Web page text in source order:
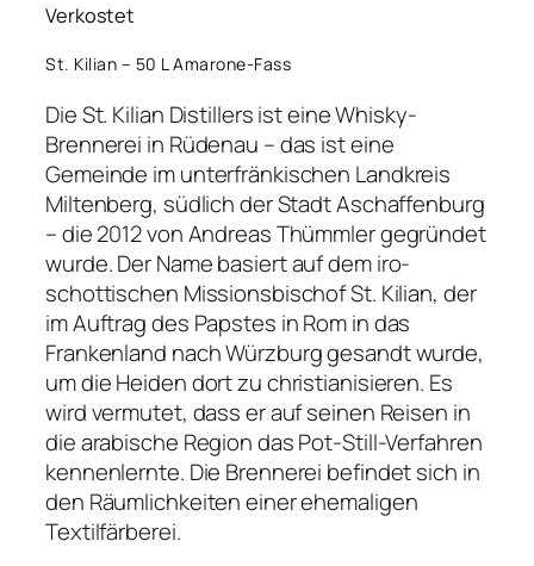
Verkostet
St. Kilian – 50 L Amarone-Fass
Die St. Kilian Distillers ist eine Whisky-
Brennerei in Rüdenau – das ist eine
Gemeinde im unterfränkischen Landkreis
Miltenberg, südlich der Stadt Aschaffenburg
– die 2012 von Andreas Thümmler gegründet
wurde. Der Name basiert auf dem iro-
schottischen Missionsbischof St. Kilian, der
im Auftrag des Papstes in Rom in das
Frankenland nach Würzburg gesandt wurde,
um die Heiden dort zu christianisieren. Es
wird vermutet, dass er auf seinen Reisen in
die arabische Region das Pot-Still-Verfahren
kennenlernte. Die Brennerei befindet sich in
den Räumlichkeiten einer ehemaligen
Textilfärberei.